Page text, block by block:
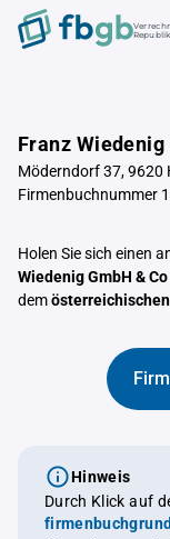
Franz Wiedenig
Möderndorf 37, 9620
Firmenbuchnummer
Holen Sie sich einen
Wiedenig GmbH & Co
dem
Hinweis
Durch Klick auf